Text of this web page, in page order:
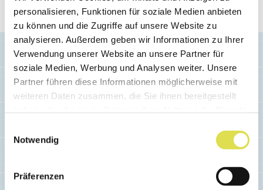
personalisieren, Funktionen für soziale Medien anbieten
zu können und die Zugriffe auf unsere Website zu
analysieren. Außerdem geben wir Informationen zu Ihrer
Verwendung unserer Website an unsere Partner für
soziale Medien, Werbung und Analysen weiter. Unsere
Partner führen diese Informationen möglicherweise mit
weiteren Daten zusammen, die Sie ihnen bereitgestellt
Notwendig
Präferenzen
redaktion(at)simplyscience.ch .
Ähnliche Artikel